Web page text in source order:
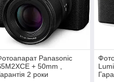
Panasonic
+ 50mm ,
2 роки